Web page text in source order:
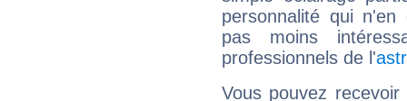
personnalité qui n'en
pas moins
professionnels de l'
Vous pouvez